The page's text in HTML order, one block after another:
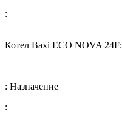
:
Котел Baxi ECO NOVA 24F:
: Назначение
: